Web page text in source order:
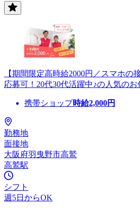
【期間限定高時給2000円／スマホの
応募可！20代30代活躍中♪の人気のお
携帯ショップ時給2,000円
勤務地
面接地
大阪府羽曳野市高鷲
高鷲駅
シフト
週5日からOK